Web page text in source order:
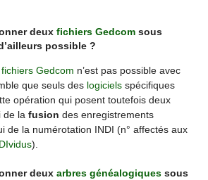
deuxfichiers Gedcom sous
possible ?
fichiers Gedcom n’est pas possible avec
que seuls des logicielsspécifiques
opération qui posent toutefois deux
de la fusion des enregistrements
de la numérotation INDI (n° affectés aux
).
deuxarbres généalogiques sous